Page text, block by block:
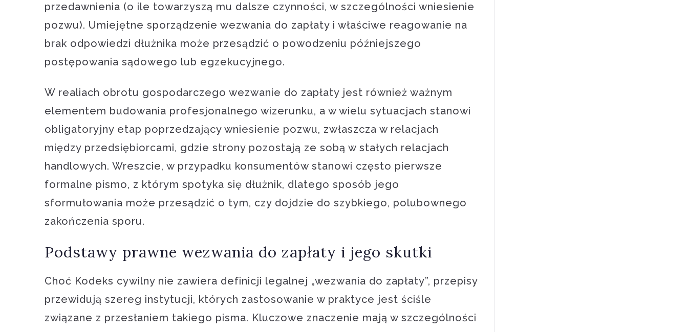
przedawnienia (o ile towarzyszą mu dalsze czynności, w szczególności wniesienie
pozwu). Umiejętne sporządzenie wezwania do zapłaty i właściwe reagowanie na
brak odpowiedzi dłużnika może przesądzić o powodzeniu późniejszego
postępowania sądowego lub egzekucyjnego.
W realiach obrotu gospodarczego wezwanie do zapłaty jest również ważnym
elementem budowania profesjonalnego wizerunku, a w wielu sytuacjach stanowi
obligatoryjny etap poprzedzający wniesienie pozwu, zwłaszcza w relacjach
między przedsiębiorcami, gdzie strony pozostają ze sobą w stałych relacjach
handlowych. Wreszcie, w przypadku konsumentów stanowi często pierwsze
formalne pismo, z którym spotyka się dłużnik, dlatego sposób jego
sformułowania może przesądzić o tym, czy dojdzie do szybkiego, polubownego
zakończenia sporu.
Podstawy prawne wezwania do zapłaty i jego skutki
Choć Kodeks cywilny nie zawiera definicji legalnej „wezwania do zapłaty”, przepisy
przewidują szereg instytucji, których zastosowanie w praktyce jest ściśle
związane z przesłaniem takiego pisma. Kluczowe znaczenie mają w szczególności